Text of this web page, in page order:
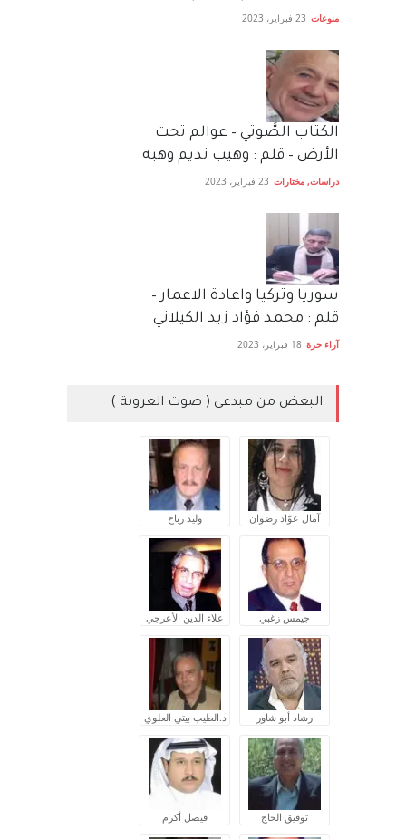
منوعات 23 فبراير، 2023
الكتاب الصَّوتي – عوالم تحت
الأرض – قلم : وهيب نديم وهبه
دراسات, مختارات 23 فبراير، 2023
سوريا وتركيا واعادة الاعمار –
قلم : محمد فؤاد زيد الكيلاني
آراء حرة 18 فبراير، 2023
البعض من مبدعي ( صوت العروبة )
آمال عوّاد رضوان وليد رباح
جيمس زغبي علاء الدين الأعرجي
رشاد أبو شاور د.الطيب بيتي العلوي
توفيق الحاج فيصل أكرم